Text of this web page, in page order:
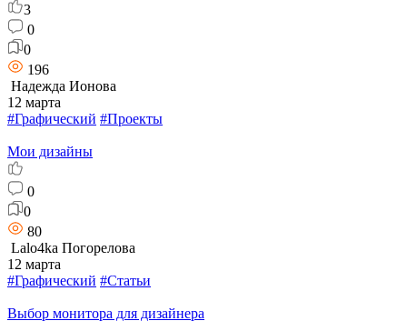
3
0
0
196
Надежда Ионова
12 марта
#Графический #Проекты
Мои дизайны
0
0
80
Lalo4ka Погорелова
12 марта
#Графический #Статьи
Выбор монитора для дизайнера